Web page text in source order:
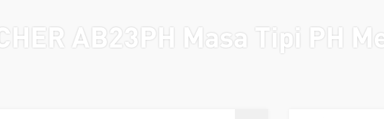
AB23PH Masa Tipi PH